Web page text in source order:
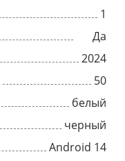
1
Да
2024
50
белый
черный
Android 14